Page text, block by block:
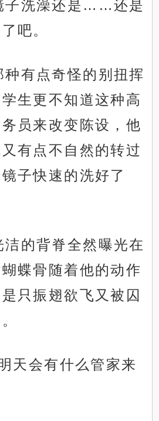
子洗澡还是……还是
吧。
种有点奇怪的别扭挥
生更不知道这种高
员来改变陈设，他
有点不自然的转过
子快速的洗好了
洁的背脊全然曝光在
蝶骨随着他的动作
只振翅欲飞又被囚
天会有什么管家来